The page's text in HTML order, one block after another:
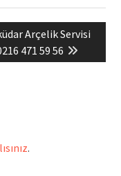
Arçelik Servisi
471 59 56
.